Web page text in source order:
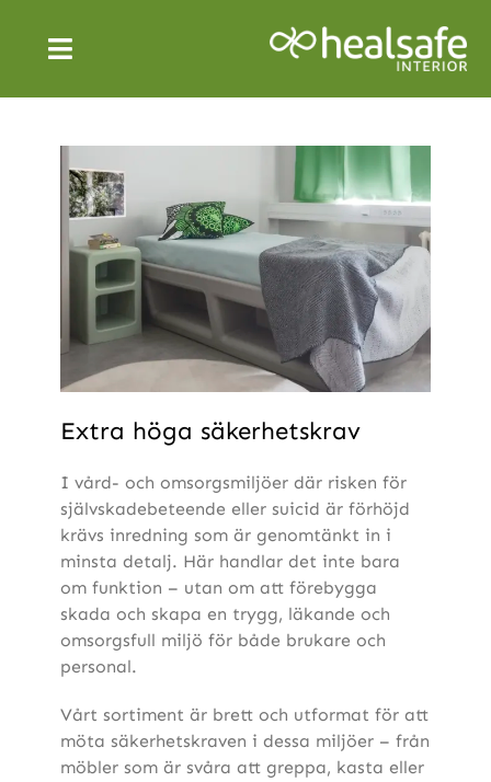
contentToggle
Navigation
PRODUKTER
OM OSS
NYHETER
SVENSKA
Extra höga säkerhetskrav
I vård- och omsorgsmiljöer där risken för
självskadebeteende eller suicid är förhöjd
krävs inredning som är genomtänkt in i
minsta detalj. Här handlar det inte bara
om funktion – utan om att förebygga
skada och skapa en trygg, läkande och
omsorgsfull miljö för både brukare och
personal.
Vårt sortiment är brett och utformat för att
möta säkerhetskraven i dessa miljöer – från
möbler som är svåra att greppa, kasta eller